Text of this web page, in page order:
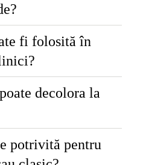
fi folosită în
decolora la
potrivită pentru